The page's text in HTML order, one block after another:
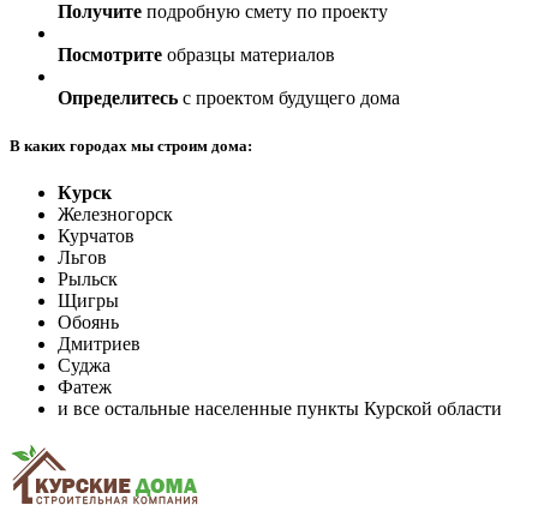
Получите подробную смету по проекту
Посмотрите образцы материалов
Определитесь с проектом будущего дома
В каких городах мы строим дома:
Курск
Железногорск
Курчатов
Льгов
Рыльск
Щигры
Обоянь
Дмитриев
Суджа
Фатеж
и все остальные населенные пункты Курской области